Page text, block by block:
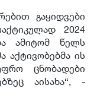
გაყიდვები
2024
ამიტომ წელს
აქტივობებმა ის
ცნობადები
აისახა“, -